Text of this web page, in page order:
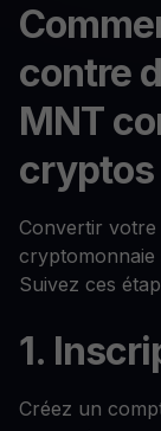
contre
MNT
cryptos
Convertir
cryptomonnaie
Suivez ces
1.
Créez un